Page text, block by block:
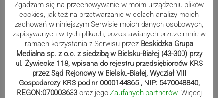
Reklama
Zgadzam się na przechowywanie w moim urządzeniu plików
cookies, jak też na przetwarzanie w celach analizy moich
zachowań w niniejszym Serwisie moich danych osobowych,
zapisywanych w tych plikach, pozostawianych przeze mnie w
ramach korzystania z Serwisu przez Beskidzka Grupa
Medialna sp. z o.o. z siedzibą w Bielsku-Białej (43-300) przy
ul. Żywiecka 118, wpisana do rejestru przedsiębiorców KRS
przez Sąd Rejonowy w Bielsku-Białej, Wydział VIII
Gospodarczy KRS pod nr 0000144865 , NIP: 5470048840,
REGON:070003633 oraz jego Zaufanych partnerów. Więcej